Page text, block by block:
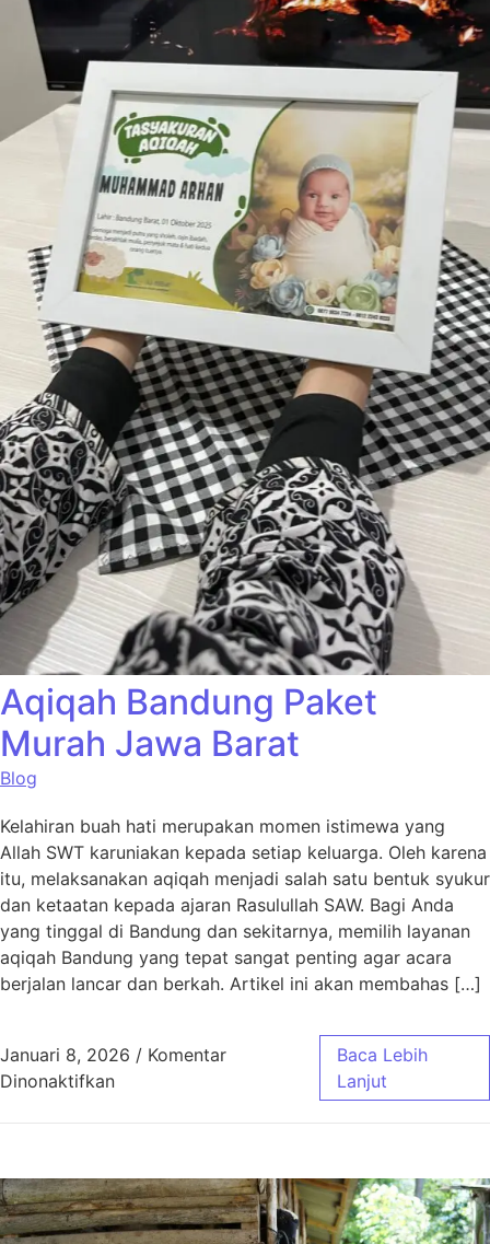
Aqiqah Bandung Paket
Murah Jawa Barat
Blog
Kelahiran buah hati merupakan momen istimewa yang
Allah SWT karuniakan kepada setiap keluarga. Oleh karena
itu, melaksanakan aqiqah menjadi salah satu bentuk syukur
dan ketaatan kepada ajaran Rasulullah SAW. Bagi Anda
yang tinggal di Bandung dan sekitarnya, memilih layanan
aqiqah Bandung yang tepat sangat penting agar acara
berjalan lancar dan berkah. Artikel ini akan membahas […]
Januari 8, 2026 / Komentar
Dinonaktifkanpada Aqiqah Bandung Paket Murah Jawa
Baca Lebih
Lanjut